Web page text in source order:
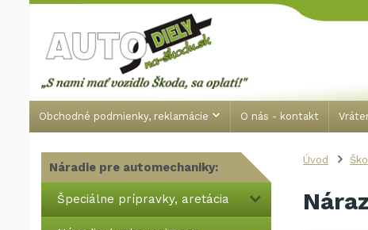
Obchodné podmienky, reklamácie O nás - kontakt
Náradie pre automechaniky:
Špeciálne prípravky, aretácia
Úvod